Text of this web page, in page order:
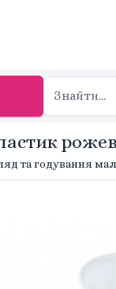
та годування